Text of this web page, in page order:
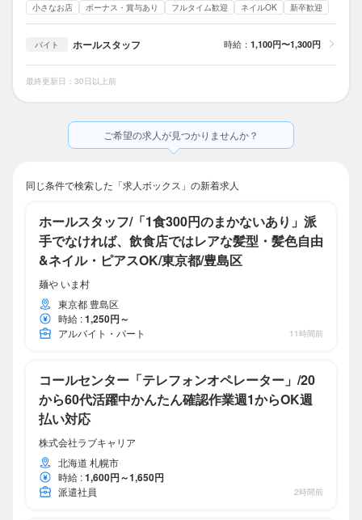
小さなお店 ボーナス・賞与あり フルタイム歓迎 ネイルOK 新卒歓迎
バイト ホールスタッフ 時給： 1,100円〜1,300円
最終更新日：30日以上前
ご希望の求人が見つかりませんか？
同じ条件で検索した「求人ボックス」の新着求人
ホールスタッフ/「1食300円のまかないあり」派
手でなければ、飲食店ではレアな髪型・髪色自由
&ネイル・ピアスOK/東京都/豊島区
麺や いま村
東京都 豊島区
時給 :1,250円～
アルバイト・パート 11時間前
コールセンター「テレフォンオペレーター」/20
から60代活躍中かんたん確認作業週1からOK週
払い対応
株式会社ラブキャリア
北海道 札幌市
時給 :1,600円～1,650円
派遣社員 2時間前